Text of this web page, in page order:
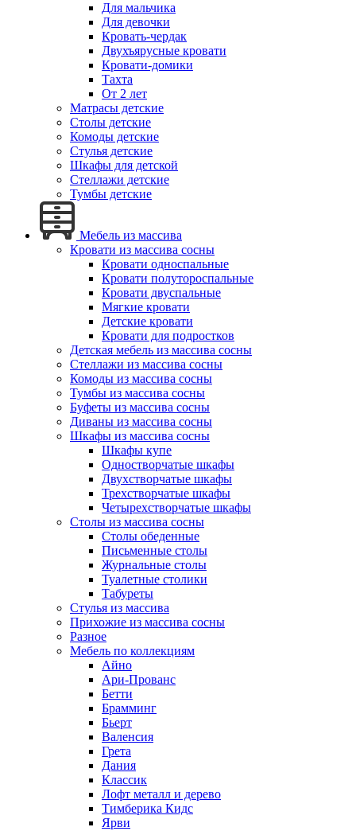
Для мальчика
Для девочки
Кровать-чердак
Двухъярусные кровати
Кровати-домики
Тахта
От 2 лет
Матрасы детские
Столы детские
Комоды детские
Стулья детские
Шкафы для детской
Стеллажи детские
Тумбы детские
Мебель из массива
Кровати из массива сосны
Кровати односпальные
Кровати полутороспальные
Кровати двуспальные
Мягкие кровати
Детские кровати
Кровати для подростков
Детская мебель из массива сосны
Стеллажи из массива сосны
Комоды из массива сосны
Тумбы из массива сосны
Буфеты из массива сосны
Диваны из массива сосны
Шкафы из массива сосны
Шкафы купе
Одностворчатые шкафы
Двухстворчатые шкафы
Трехстворчатые шкафы
Четырехстворчатые шкафы
Столы из массива сосны
Столы обеденные
Письменные столы
Журнальные столы
Туалетные столики
Табуреты
Стулья из массива
Прихожие из массива сосны
Разное
Мебель по коллекциям
Айно
Ари-Прованс
Бетти
Брамминг
Бьерт
Валенсия
Грета
Дания
Классик
Лофт металл и дерево
Тимберика Кидс
Ярви